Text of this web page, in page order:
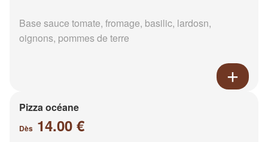
Base sauce tomate, fromage, basilic, lardosn,
oignons, pommes de terre
Pizza océane
Dès 14.00 €